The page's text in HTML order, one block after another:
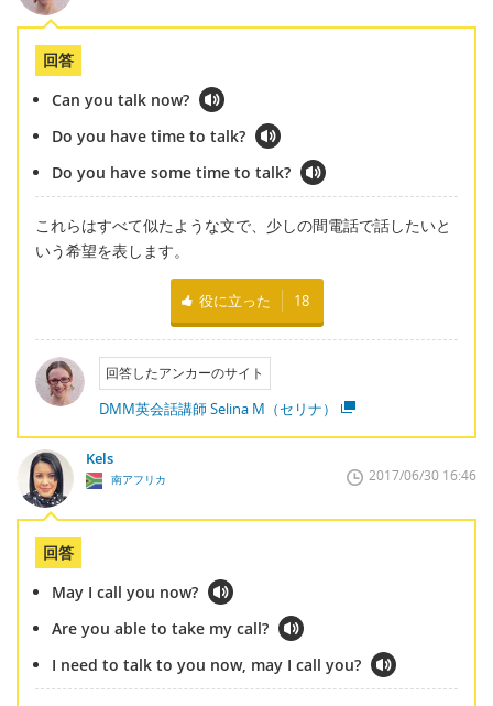
回答
Can you talk now?
Do you have time to talk?
Do you have some time to talk?
これらはすべて似たような文で、少しの間電話で話したいと
いう希望を表します。
役に立った 18
回答したアンカーのサイト
DMM英会話講師 Selina M（セリナ）
Kels
南アフリカ 2017/06/30 16:46
回答
May I call you now?
Are you able to take my call?
I need to talk to you now, may I call you?